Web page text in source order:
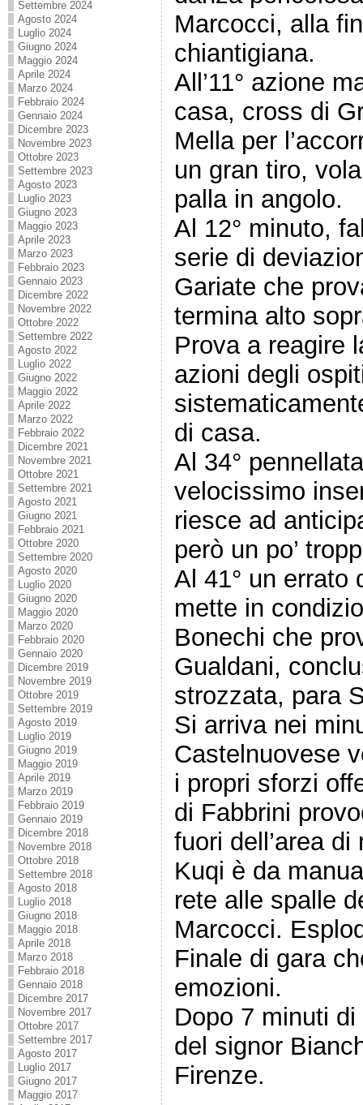
Settembre 2024
Agosto 2024
Luglio 2024
Giugno 2024
Maggio 2024
Aprile 2024
Marzo 2024
Febbraio 2024
Gennaio 2024
Dicembre 2023
Novembre 2023
Ottobre 2023
Settembre 2023
Agosto 2023
Luglio 2023
Giugno 2023
Maggio 2023
Aprile 2023
Marzo 2023
Febbraio 2023
Gennaio 2023
Dicembre 2022
Novembre 2022
Ottobre 2022
Settembre 2022
Agosto 2022
Luglio 2022
Giugno 2022
Maggio 2022
Aprile 2022
Marzo 2022
Febbraio 2022
Dicembre 2021
Novembre 2021
Ottobre 2021
Settembre 2021
Agosto 2021
Giugno 2021
Febbraio 2021
Ottobre 2020
Settembre 2020
Agosto 2020
Luglio 2020
Giugno 2020
Maggio 2020
Marzo 2020
Febbraio 2020
Gennaio 2020
Dicembre 2019
Novembre 2019
Ottobre 2019
Settembre 2019
Agosto 2019
Luglio 2019
Giugno 2019
Maggio 2019
Aprile 2019
Marzo 2019
Febbraio 2019
Gennaio 2019
Dicembre 2018
Novembre 2018
Ottobre 2018
Settembre 2018
Agosto 2018
Luglio 2018
Giugno 2018
Maggio 2018
Aprile 2018
Marzo 2018
Febbraio 2018
Gennaio 2018
Dicembre 2017
Novembre 2017
Ottobre 2017
Settembre 2017
Agosto 2017
Luglio 2017
Giugno 2017
Maggio 2017
Marcocci, alla
chiantigiana.
All’11° azione
casa, cross di
Mella per
un gran tiro,
palla in angolo.
Al 12° minuto,
serie di
Gariate che
termina alto
Prova a reagire
azioni degli
di casa.
Al 34°
velocissimo
riesce ad
però un po’
Al 41° un errato
mette in
Bonechi che
Gualdani,
strozzata, para
Si arriva nei
Castelnuovese
i propri sforzi
di Fabbrini
fuori dell’area di
Kuqi è da
rete alle spalle
Marcocci.
Finale di gara
emozioni.
Dopo 7 minuti
del signor
Firenze.